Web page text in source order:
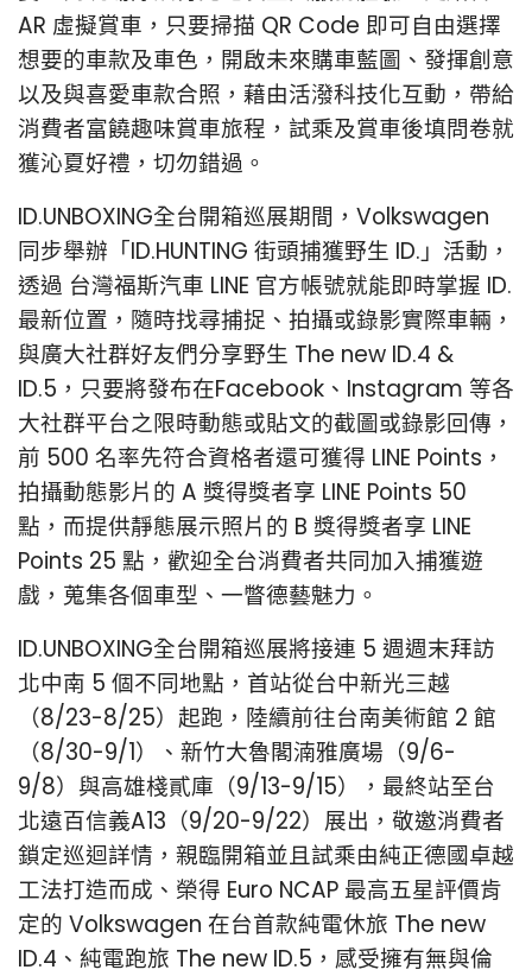
AR 虛擬賞車，只要掃描 QR Code 即可自由選擇
想要的車款及車色，開啟未來購車藍圖、發揮創意
以及與喜愛車款合照，藉由活潑科技化互動，帶給
消費者富饒趣味賞車旅程，試乘及賞車後填問卷就
獲沁夏好禮，切勿錯過。
ID.UNBOXING全台開箱巡展期間，Volkswagen
同步舉辦「ID.HUNTING 街頭捕獲野生 ID.」活動，
透過 台灣福斯汽車 LINE 官方帳號就能即時掌握 ID.
最新位置，隨時找尋捕捉、拍攝或錄影實際車輛，
與廣大社群好友們分享野生 The new ID.4 &
ID.5，只要將發布在Facebook、Instagram 等各
大社群平台之限時動態或貼文的截圖或錄影回傳，
前 500 名率先符合資格者還可獲得 LINE Points，
拍攝動態影片的 A 獎得獎者享 LINE Points 50
點，而提供靜態展示照片的 B 獎得獎者享 LINE
Points 25 點，歡迎全台消費者共同加入捕獲遊
戲，蒐集各個車型、一瞥德藝魅力。
ID.UNBOXING全台開箱巡展將接連 5 週週末拜訪
北中南 5 個不同地點，首站從台中新光三越
（8/23-8/25）起跑，陸續前往台南美術館 2 館
（8/30-9/1）、新竹大魯閣湳雅廣場（9/6-
9/8）與高雄棧貳庫（9/13-9/15），最終站至台
北遠百信義A13（9/20-9/22）展出，敬邀消費者
鎖定巡迴詳情，親臨開箱並且試乘由純正德國卓越
工法打造而成、榮得 Euro NCAP 最高五星評價肯
定的 Volkswagen 在台首款純電休旅 The new
ID.4、純電跑旅 The new ID.5，感受擁有無與倫